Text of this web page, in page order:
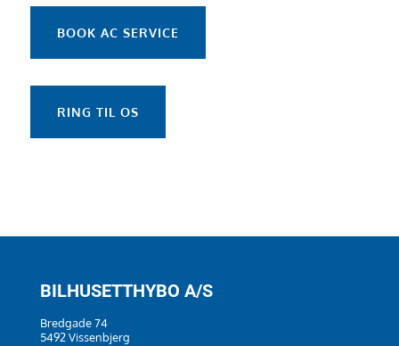
BOOK AC SERVICE
RING TIL OS
BILHUSETTHYBO A/S
Bredgade 74
5492 Vissenbjerg